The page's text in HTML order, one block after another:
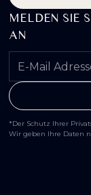
MELDEN SIE
AN
*Der Schutz Ihrer
Wir geben Ihre Daten